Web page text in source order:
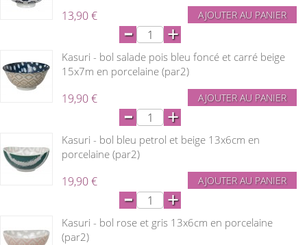
13,90 € AJOUTER AU PANIER
- +
Kasuri - bol salade pois bleu foncé et carré beige
15x7m en porcelaine (par2)
19,90 € AJOUTER AU PANIER
- +
Kasuri - bol bleu petrol et beige 13x6cm en
porcelaine (par2)
19,90 € AJOUTER AU PANIER
- +
Kasuri - bol rose et gris 13x6cm en porcelaine
(par2)